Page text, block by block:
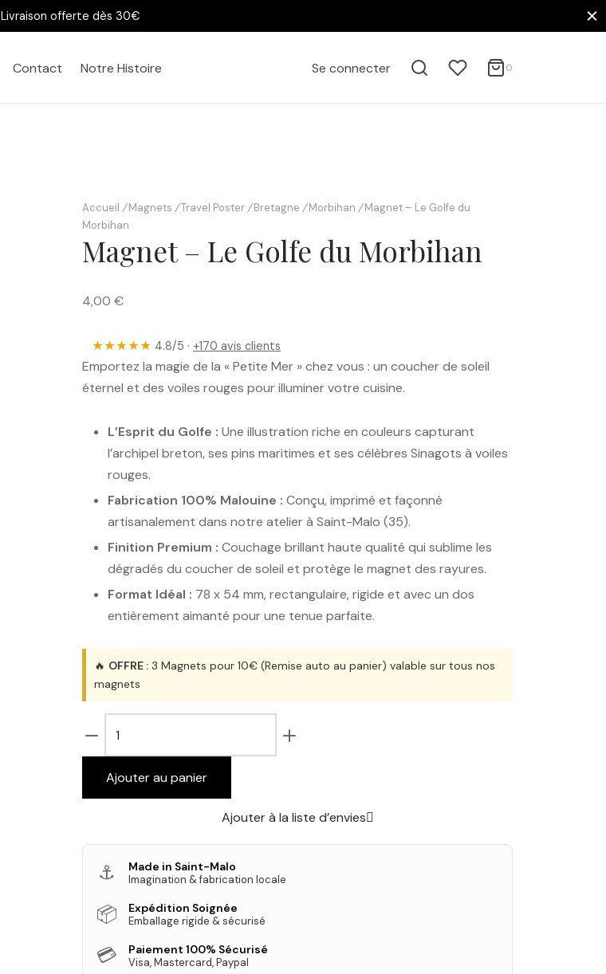
Livraison offerte dès 30€
Contact Notre Histoire Se connecter 0
Accueil / Magnets /Travel Poster / Bretagne / Morbihan /Magnet – Le Golfe du
Morbihan
Magnet – Le Golfe du Morbihan
4,00 €
★★★★★ 4.8/5 · +170 avis clients
Emportez la magie de la « Petite Mer » chez vous : un coucher de soleil
éternel et des voiles rouges pour illuminer votre cuisine.
L’Esprit du Golfe : Une illustration riche en couleurs capturant
l’archipel breton, ses pins maritimes et ses célèbres Sinagots à voiles
rouges.
Fabrication 100% Malouine : Conçu, imprimé et façonné
artisanalement dans notre atelier à Saint-Malo (35).
Finition Premium : Couchage brillant haute qualité qui sublime les
dégradés du coucher de soleil et protège le magnet des rayures.
Format Idéal : 78 x 54 mm, rectangulaire, rigide et avec un dos
entièrement aimanté pour une tenue parfaite.
🔥 OFFRE : 3 Magnets pour 10€ (Remise auto au panier) valable sur tous nos
magnets
de
Morbihan
Ajouter au panier
Ajouter à la liste d’envies
⚓ Made in Saint-Malo
Imagination & fabrication locale
📦 Expédition Soignée
Emballage rigide & sécurisé
💳 Paiement 100% Sécurisé
Visa, Mastercard, Paypal
Panier